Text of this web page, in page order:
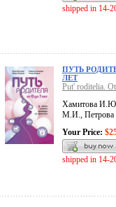
shipped in 14-
ПУТЬ
ЛЕТ
Put' roditelia.
Хамитова
М.И.,
Your Price:
shipped in 14-